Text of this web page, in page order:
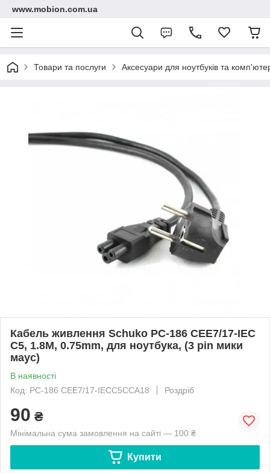
www.mobion.com.ua
Товари та послуги Аксесуари для ноутбуків та
Кабель живлення Schuko PC-186 CEE7/17-IEC
C5, 1.8M, 0.75mm, для ноутбука, (3 pin мики
маус)
В наявності
Код: PC-186 CEE7/17-IECC5CCA18
Роздріб
90 ₴
Мінімальна сума замовлення на сайті — 100 ₴
Купити